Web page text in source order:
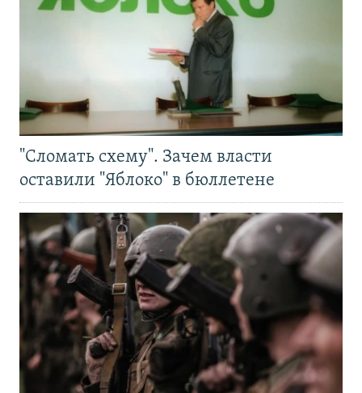
"Сломать схему". Зачем власти
оставили "Яблоко" в бюллетене